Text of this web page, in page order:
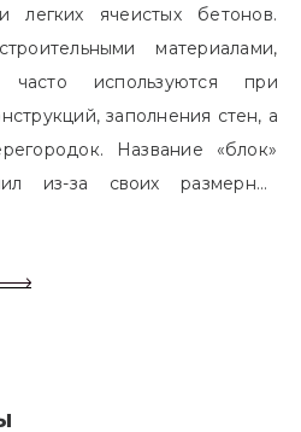
легких ячеистых бетонов.
материалами,
заполнения стен, а
Название «блок»
из-за своих размерных
Размер блоков различен